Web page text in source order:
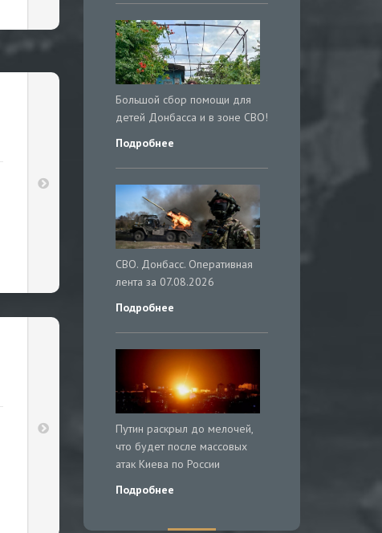
Большой сбор помощи для
детей Донбасса и в зоне СВО!
Подробнее
СВО. Донбасс. Оперативная
лента за 07.08.2026
Подробнее
Путин раскрыл до мелочей,
что будет после массовых
атак Киева по России
Подробнее